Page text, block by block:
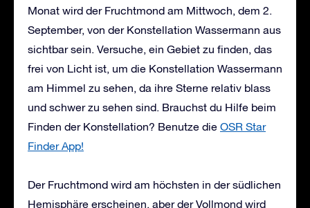
Monat wird der Fruchtmond am Mittwoch, dem 2.
September, von der Konstellation Wassermann aus
sichtbar sein. Versuche, ein Gebiet zu finden, das
frei von Licht ist, um die Konstellation Wassermann
am Himmel zu sehen, da ihre Sterne relativ blass
und schwer zu sehen sind. Brauchst du Hilfe beim
Finden der Konstellation? Benutze die OSR Star
Finder App!
Der Fruchtmond wird am höchsten in der südlichen
Hemisphäre erscheinen, aber der Vollmond wird